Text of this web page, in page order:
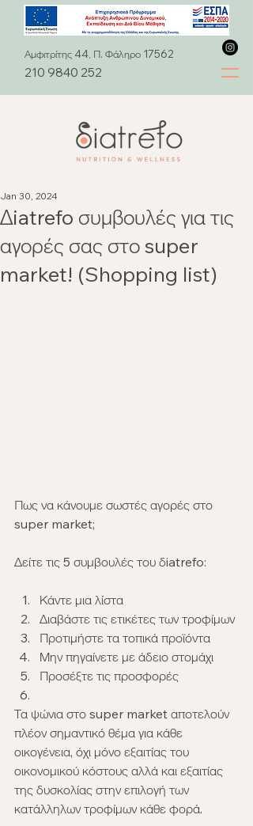
Αμφιτρίτης 44, Π. Φάληρο 17562
210 9840 252
Δiatrefo συμβουλές για τις
αγορές σας στο super
market! (Shopping list)
Jan 30, 2024
Πως να κάνουμε σωστές αγορές στο
super market;
Δείτε τις 5 συμβουλές του δiatrefo:
Κάντε μια λίστα
Διαβάστε τις ετικέτες των τροφίμων
Προτιμήστε τα τοπικά προϊόντα
Μην πηγαίνετε με άδειο στομάχι
Προσέξτε τις προσφορές
Τα ψώνια στο super market αποτελούν
πλέον σημαντικό θέμα για κάθε
οικογένεια, όχι μόνο εξαιτίας του
οικονομικού κόστους αλλά και εξαιτίας
της δυσκολίας στην επιλογή των
κατάλληλων τροφίμων κάθε φορά.